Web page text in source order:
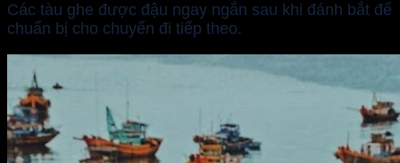
Các tàu ghe được đậu ngay ngắn sau khi đánh bắt để
chuẩn bị cho chuyến đi tiếp theo.